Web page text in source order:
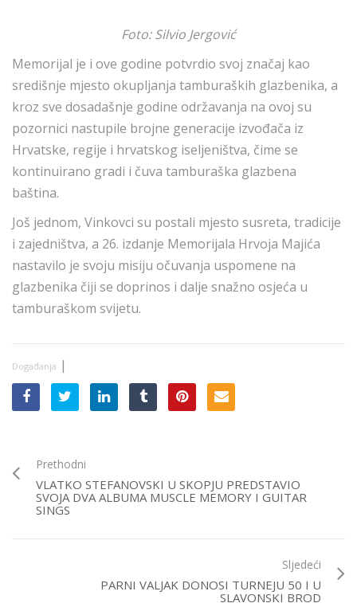
Foto: Silvio Jergović
Memorijal je i ove godine potvrdio svoj značaj kao
središnje mjesto okupljanja tamburaških glazbenika, a
kroz sve dosadašnje godine održavanja na ovoj su
pozornici nastupile brojne generacije izvođača iz
Hrvatske, regije i hrvatskog iseljeništva, čime se
kontinuirano gradi i čuva tamburaška glazbena
baština.
Još jednom, Vinkovci su postali mjesto susreta, tradicije
i zajedništva, a 26. izdanje Memorijala Hrvoja Majića
nastavilo je svoju misiju očuvanja uspomene na
glazbenika čiji se doprinos i dalje snažno osjeća u
tamburaškom svijetu.
Događanja |
Prethodni
VLATKO STEFANOVSKI U SKOPJU PREDSTAVIO
SVOJA DVA ALBUMA MUSCLE MEMORY I GUITAR
SINGS
Sljedeći
PARNI VALJAK DONOSI TURNEJU 50 I U
SLAVONSKI BROD